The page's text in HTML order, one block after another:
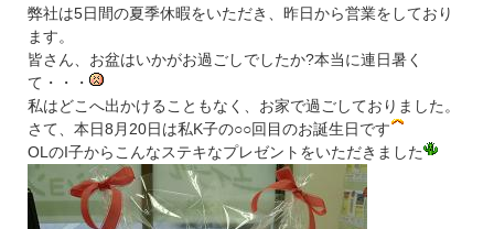
弊社は5日間の夏季休暇をいただき、昨日から営業をしており
ます。
皆さん、お盆はいかがお過ごしでしたか?本当に連日暑く
て・・・
私はどこへ出かけることもなく、お家で過ごしておりました。
さて、本日8月20日は私K子の○○回目のお誕生日です
OLのI子からこんなステキなプレゼントをいただきました